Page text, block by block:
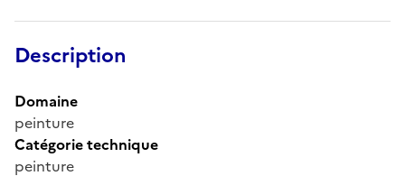
Description
Domaine
peinture
Catégorie technique
peinture